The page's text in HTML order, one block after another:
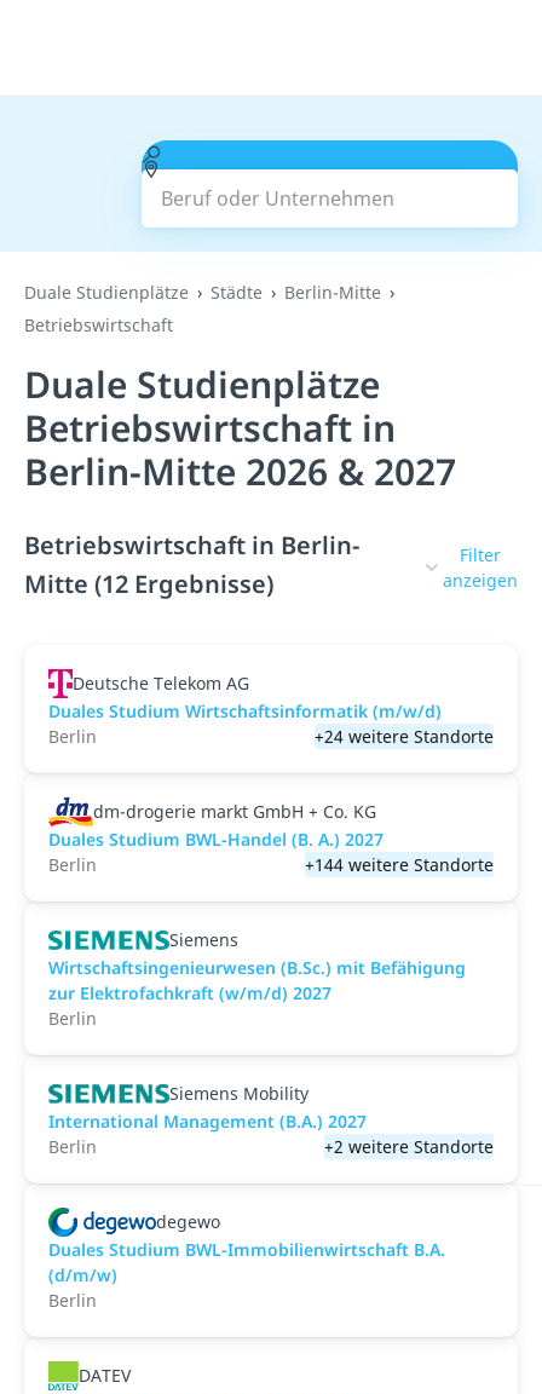
Beruf oder Unternehmen
Suchen
Duale Studienplätze Städte
Berlin-Mitte
Betriebswirtschaft
Duale Studienplätze
Betriebswirtschaft in
Berlin-Mitte 2026 & 2027
Betriebswirtschaft in Berlin-
Mitte (12 Ergebnisse)
Filter
anzeigen
Deutsche Telekom AG
Duales Studium Wirtschaftsinformatik (m/w/d)
Berlin
+24 weitere Standorte
dm-drogerie markt GmbH + Co. KG
Duales Studium BWL-Handel (B. A.) 2027
Berlin
+144 weitere Standorte
Siemens
Wirtschaftsingenieurwesen (B.Sc.) mit Befähigung
zur Elektrofachkraft (w/m/d) 2027
Berlin
Siemens Mobility
International Management (B.A.) 2027
Berlin
+2 weitere Standorte
degewo
Duales Studium BWL-Immobilienwirtschaft B.A.
(d/m/w)
Berlin
DATEV